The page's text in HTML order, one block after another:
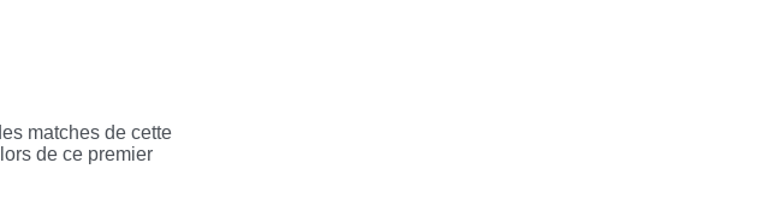
matches de cette
de ce premier